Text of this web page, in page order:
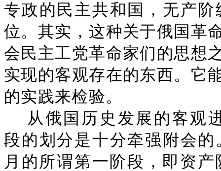
专政的民主共和国，无产
位。其实，这种关于俄国革
会民主工党革命家们的思想
实现的客观存在的东西。它
的实践来检验。
从俄国历史发展的客观
段的划分是十分牵强附会
月的所谓第一阶段，即资